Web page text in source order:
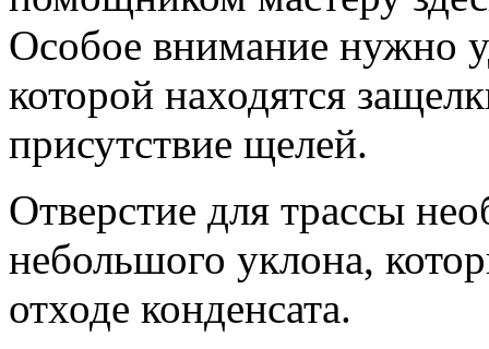
Особое внимание нужно
которой находятся
присутствие щелей.
Отверстие для трассы
небольшого уклона,
отходе конденсата.